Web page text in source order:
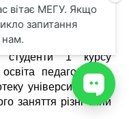
украінська мова з
занятті на тему :
студенти 1 курсу
педагогічного
університету, де
заняття різні типи